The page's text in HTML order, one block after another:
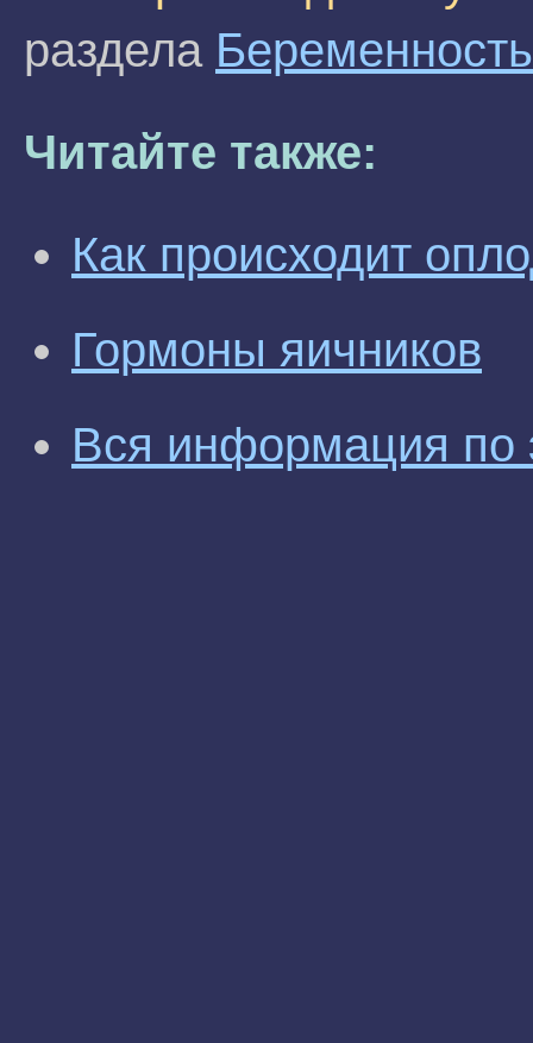
раздела Беременность
Читайте также:
Как происходит
Гормоны яичников
Вся информация по